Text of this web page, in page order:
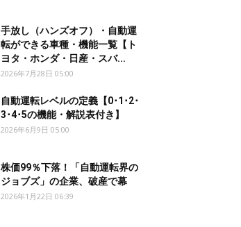
手放し（ハンズオフ）・自動運
転ができる車種・機能一覧【ト
ヨタ・ホンダ・日産・スバ...
2026年7月28日 05:00
自動運転レベルの定義【0･1･2･
3･4･5の機能・解説表付き】
2026年6月9日 05:00
株価99％下落！「自動運転界の
ジョブズ」の企業、破産で幕
2026年1月22日 06:39